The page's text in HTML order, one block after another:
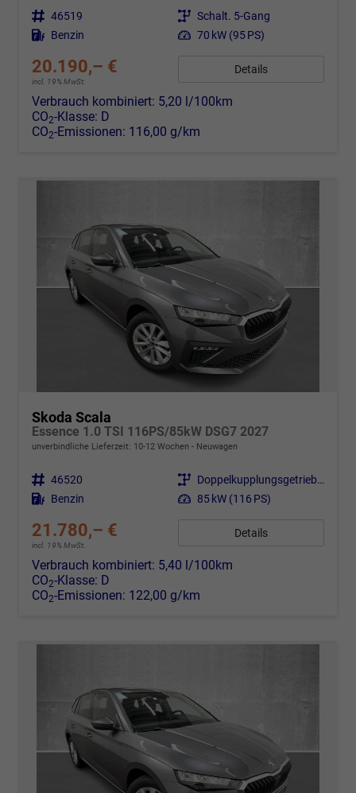
Fahrzeugnr. 46519 Getriebe Schalt. 5-Gang
Kraftstoff Benzin Leistung 70 kW (95 PS)
20.190,– €
incl. 19% MwSt.
Details
Verbrauch kombiniert: 5,20 l/100km
CO2-Klasse: D
CO2-Emissionen: 116,00 g/km
Skoda Scala
Essence 1.0 TSI 116PS/85kW DSG7 2027
unverbindliche Lieferzeit: 10-12 Wochen Neuwagen
Fahrzeugnr. 46520 Getriebe
Doppelkupplungsgetriebe (DSG)
Kraftstoff Benzin Leistung 85 kW (116 PS)
21.780,– €
incl. 19% MwSt.
Details
Verbrauch kombiniert: 5,40 l/100km
CO2-Klasse: D
CO2-Emissionen: 122,00 g/km